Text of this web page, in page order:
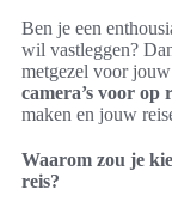
Ben je een
wil vastleggen?
metgezel voor
camera’s voor op
maken en jouw
Waarom zou je
reis?